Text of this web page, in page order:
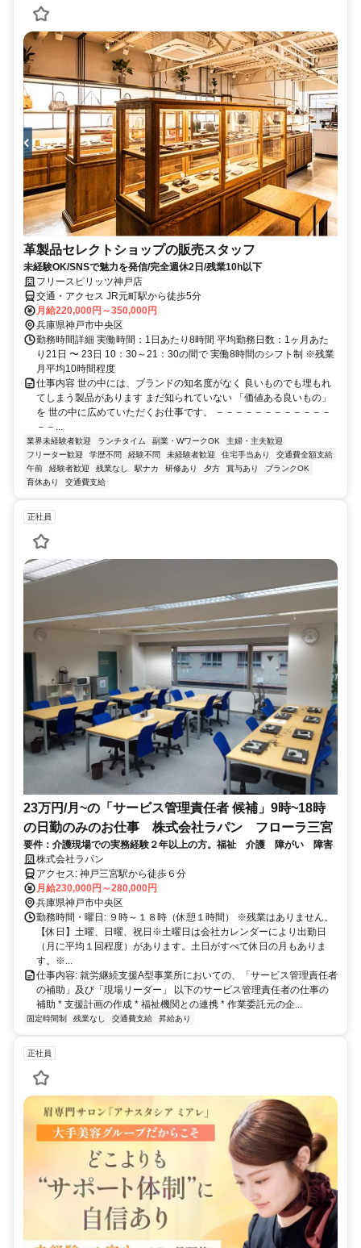
革製品セレクトショップの販売スタッフ
未経験OK/SNSで魅力を発信/完全週休2日/残業10h以下
フリースピリッツ神戸店
交通・アクセス JR元町駅から徒歩5分
月給220,000円～350,000円
兵庫県神戸市中央区
勤務時間詳細 実働時間：1日あたり8時間 平均勤務日数：1ヶ月あた
り21日 〜 23日 10：30～21：30の間で 実働8時間のシフト制 ※残業
月平均10時間程度
仕事内容 世の中には、ブランドの知名度がなく 良いものでも埋もれ
てしまう製品があります まだ知られていない 「価値ある良いもの」
を 世の中に広めていただくお仕事です。 －－－－－－－－－－－－
－－...
業界未経験者歓迎 ランチタイム 副業・WワークOK
主婦・主夫歓迎
フリーター歓迎
学歴不問 経験不問 未経験者歓迎 住宅手当あり
交通費全額支給
午前
経験者歓迎 残業なし 駅ナカ 研修あり 夕方 賞与あり
ブランクOK
育休あり
交通費支給
正社員
23万円/月~の「サービス管理責任者 候補」9時~18時
の日勤のみのお仕事 株式会社ラパン フローラ三宮
要件：介護現場での実務経験２年以上の方。福祉 介護 障がい 障害
株式会社ラパン
アクセス: 神戸三宮駅から徒歩６分
月給230,000円～280,000円
兵庫県神戸市中央区
勤務時間・曜日: ９時～１８時（休憩１時間） ※残業はありません。
【休日】土曜、日曜、祝日※土曜日は会社カレンダーにより出勤日
（月に平均１回程度）があります。土日がすべて休日の月もありま
す。※...
仕事内容: 就労継続支援A型事業所においての、「サービス管理責任者
の補助」及び「現場リーダー」 以下のサービス管理責任者の仕事の
補助 * 支援計画の作成 * 福祉機関との連携 * 作業委託元の企...
固定時間制 残業なし 交通費支給 昇給あり
正社員